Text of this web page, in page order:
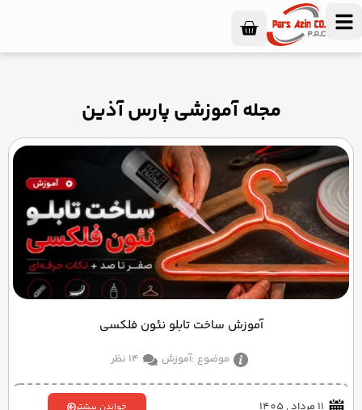
مجله آموزشی پارس آذین
آموزش ساخت تابلو نئون فلکسی
موضوع :آموزش 14 نظر